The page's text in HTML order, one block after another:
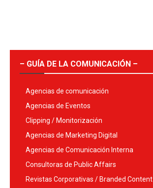
– GUÍA DE LA COMUNICACIÓN –
Agencias de comunicación
Agencias de Eventos
Clipping / Monitorización
Agencias de Marketing Digital
Agencias de Comunicación Interna
Consultoras de Public Affairs
Revistas Corporativas / Branded Content